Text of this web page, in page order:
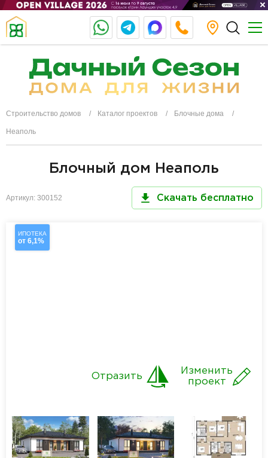
Строительство домов Каталог проектов Блочные дома
Неаполь
Блочный дом Неаполь
Артикул: 300152 Скачать бесплатно
ИПОТЕКА
от 6,1%
Изменить
проект
Отразить